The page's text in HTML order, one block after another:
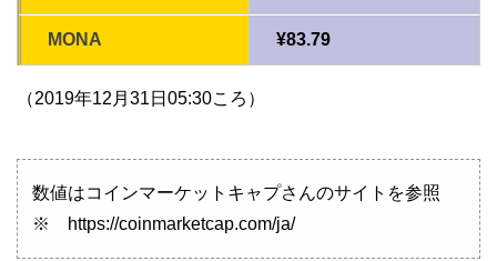
MONA ¥83.79
（2019年12月31日05:30ころ）
数値はコインマーケットキャプさんのサイトを参照
※ https://coinmarketcap.com/ja/